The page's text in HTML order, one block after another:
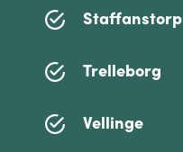
Staffanstorp
Trelleborg
Vellinge